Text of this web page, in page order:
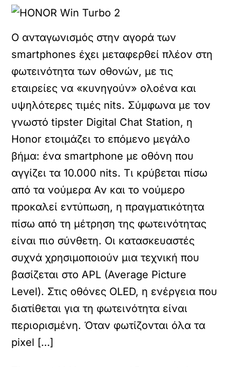
Ο ανταγωνισμός στην αγορά των
smartphones έχει μεταφερθεί πλέον στη
φωτεινότητα των οθονών, με τις
εταιρείες να «κυνηγούν» ολοένα και
υψηλότερες τιμές nits. Σύμφωνα με τον
γνωστό tipster Digital Chat Station, η
Honor ετοιμάζει το επόμενο μεγάλο
βήμα: ένα smartphone με οθόνη που
αγγίζει τα 10.000 nits. Τι κρύβεται πίσω
από τα νούμερα Αν και το νούμερο
προκαλεί εντύπωση, η πραγματικότητα
πίσω από τη μέτρηση της φωτεινότητας
είναι πιο σύνθετη. Οι κατασκευαστές
συχνά χρησιμοποιούν μια τεχνική που
βασίζεται στο APL (Average Picture
Level). Στις οθόνες OLED, η ενέργεια που
διατίθεται για τη φωτεινότητα είναι
περιορισμένη. Όταν φωτίζονται όλα τα
pixel […]